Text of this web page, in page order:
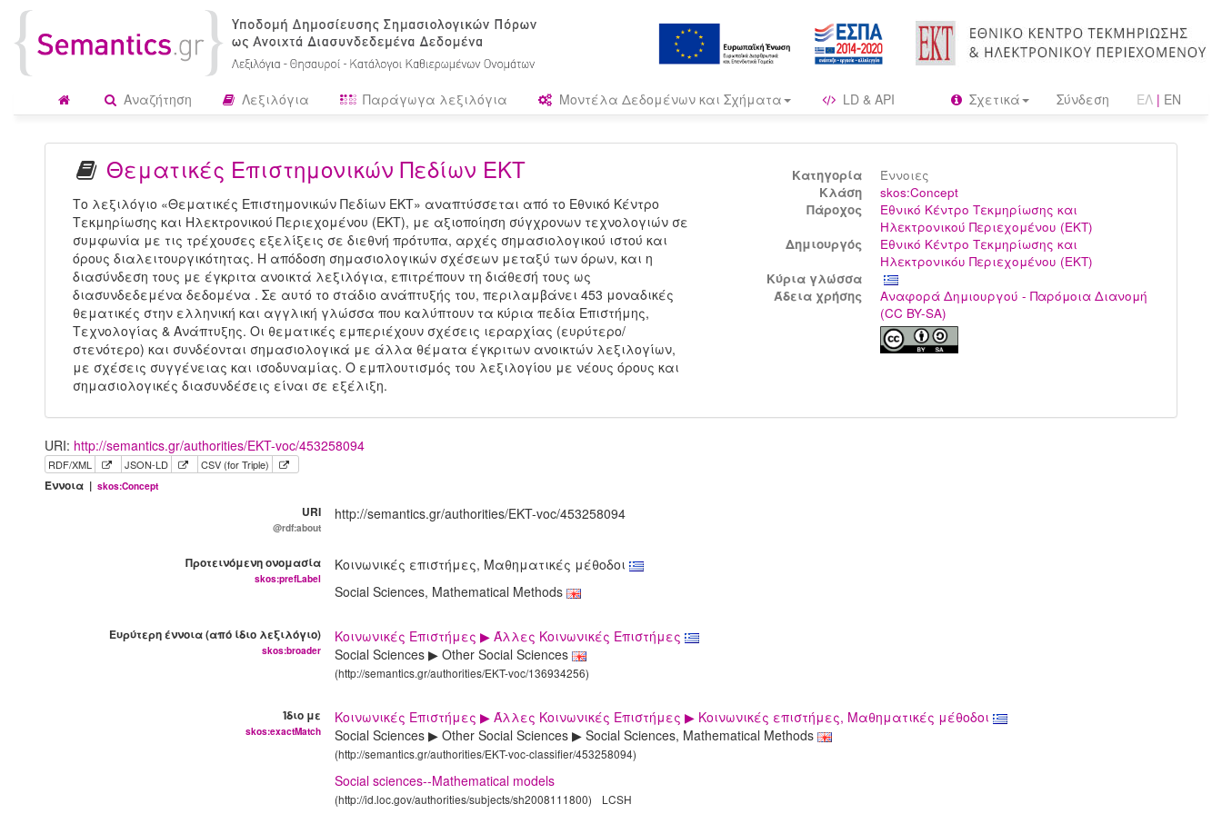
Αναζήτηση Λεξιλόγια Παράγωγα λεξιλόγια Μοντέλα Δεδομένων και Σχήματα LD & API Σχετικά Σύνδεση ΕΛ | EN
Θεματικές Επιστημονικών Πεδίων ΕΚΤ
Το λεξιλόγιο «Θεματικές Επιστημονικών Πεδίων ΕΚΤ» αναπτύσσεται από το Εθνικό Κέντρο
Τεκμηρίωσης και Ηλεκτρονικού Περιεχομένου (ΕΚΤ), με αξιοποίηση σύγχρονων τεχνολογιών σε
συμφωνία με τις τρέχουσες εξελίξεις σε διεθνή πρότυπα, αρχές σημασιολογικού ιστού και
όρους διαλειτουργικότητας. Η απόδοση σημασιολογικών σχέσεων μεταξύ των όρων, και η
διασύνδεση τους με έγκριτα ανοικτά λεξιλόγια, επιτρέπουν τη διάθεσή τους ως
διασυνδεδεμένα δεδομένα . Σε αυτό το στάδιο ανάπτυξής του, περιλαμβάνει 453 μοναδικές
θεματικές στην ελληνική και αγγλική γλώσσα που καλύπτουν τα κύρια πεδία Επιστήμης,
Τεχνολογίας & Ανάπτυξης. Οι θεματικές εμπεριέχουν σχέσεις ιεραρχίας (ευρύτερο/
στενότερο) και συνδέονται σημασιολογικά με άλλα θέματα έγκριτων ανοικτών λεξιλογίων,
με σχέσεις συγγένειας και ισοδυναμίας. Ο εμπλουτισμός του λεξιλογίου με νέους όρους και
σημασιολογικές διασυνδέσεις είναι σε εξέλιξη.
Κατηγορία
Έννοιες
Kλάση
skos:Concept
Πάροχος
Εθνικό Κέντρο Τεκμηρίωσης και
Ηλεκτρονικού Περιεχομένου (ΕΚΤ)
Δημιουργός
Εθνικό Κέντρο Τεκμηρίωσης και
Ηλεκτρονικόυ Περιεχομένου (ΕΚΤ)
Κύρια γλώσσα
Άδεια χρήσης
Αναφορά Δημιουργού - Παρόμοια Διανομή
(CC BY-SA)
URI: http://semantics.gr/authorities/EKT-voc/453258094
RDF/XML JSON-LD CSV (for Triple)
Έννοια | skos:Concept
URI
@rdf:about
http://semantics.gr/authorities/EKT-voc/453258094
Προτεινόμενη ονομασία
skos:prefLabel
Κοινωνικές επιστήμες, Μαθηματικές μέθοδοι
Social Sciences, Mathematical Methods
Ευρύτερη έννοια (από ίδιο λεξιλόγιο)
skos:broader
Κοινωνικές Επιστήμες ▶ Άλλες Κοινωνικές Επιστήμες
Social Sciences ▶ Other Social Sciences
(http://semantics.gr/authorities/EKT-voc/136934256)
Ίδιο με
skos:exactMatch
Κοινωνικές Επιστήμες ▶ Άλλες Κοινωνικές Επιστήμες ▶ Κοινωνικές επιστήμες, Μαθηματικές μέθοδοι
Social Sciences ▶ Other Social Sciences ▶ Social Sciences, Mathematical Methods
(http://semantics.gr/authorities/EKT-voc-classifier/453258094)
Social sciences--Mathematical models
(http://id.loc.gov/authorities/subjects/sh2008111800) LCSH